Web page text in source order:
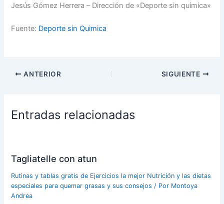
Jesús Gómez Herrera – Dirección de «Deporte sin química»
Fuente: Deporte sin Quimica
ANTERIOR SIGUIENTE
Entradas relacionadas
Tagliatelle con atun
Rutinas y tablas gratis de Ejercicios la mejor Nutrición y las dietas
especiales para quemar grasas y sus consejos / Por Montoya
Andrea